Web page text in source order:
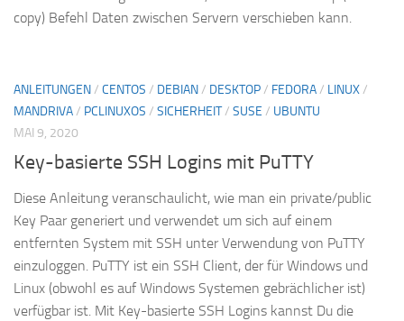
copy) Befehl Daten zwischen Servern verschieben kann.
ANLEITUNGEN/ CENTOS / DEBIAN/ DESKTOP/ FEDORA/ LINUX/
MANDRIVA/ PCLINUXOS / SICHERHEIT/ SUSE / UBUNTU
MAI 9, 2020
Key-basierte SSH Logins mit PuTTY
Diese Anleitung veranschaulicht, wie man ein private/public
Key Paar generiert und verwendet um sich auf einem
entfernten System mit SSH unter Verwendung von PuTTY
einzuloggen. PuTTY ist ein SSH Client, der für Windows und
Linux (obwohl es auf Windows Systemen gebrächlicher ist)
verfügbar ist. Mit Key-basierte SSH Logins kannst Du die